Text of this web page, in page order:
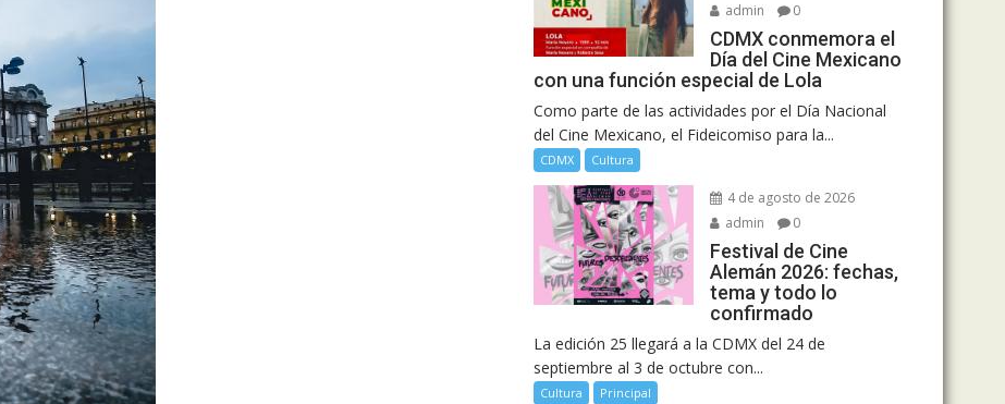
admin
0
CDMX conmemora el
Día del Cine Mexicano
con una función especial de Lola
Como parte de las actividades por el Día Nacional
del Cine Mexicano, el Fideicomiso para la...
CDMX Cultura
4 de agosto de 2026
admin
0
Festival de Cine
Alemán 2026: fechas,
tema y todo lo
confirmado
La edición 25 llegará a la CDMX del 24 de
septiembre al 3 de octubre con...
Cultura Principal